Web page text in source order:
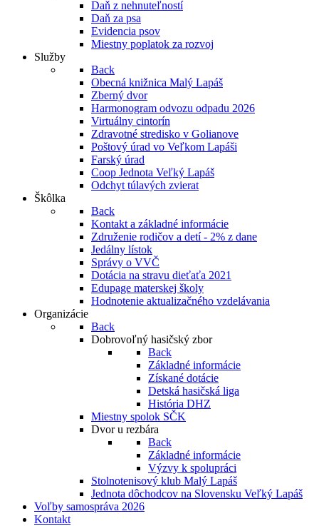
Daň z nehnuteľností
Daň za psa
Evidencia psov
Miestny poplatok za rozvoj
Služby
Back
Obecná knižnica Malý Lapáš
Zberný dvor
Harmonogram odvozu odpadu 2026
Virtuálny cintorín
Zdravotné stredisko v Golianove
Poštový úrad vo Veľkom Lapáši
Farský úrad
Coop Jednota Veľký Lapáš
Odchyt túlavých zvierat
Škôlka
Back
Kontakt a základné informácie
Združenie rodičov a detí - 2% z dane
Jedálny lístok
Správy o VVČ
Dotácia na stravu dieťaťa 2021
Edupage materskej školy
Hodnotenie aktualizačného vzdelávania
Organizácie
Back
Dobrovoľný hasičský zbor
Back
Základné informácie
Získané dotácie
Detská hasičská liga
História DHZ
Miestny spolok SČK
Dvor u rezbára
Back
Základné informácie
Výzvy k spolupráci
Stolnotenisový klub Malý Lapáš
Jednota dôchodcov na Slovensku Veľký Lapáš
Voľby samospráva 2026
Kontakt